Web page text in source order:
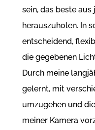
sein, das beste
herauszuholen. In
entscheidend,
die gegebenen
Durch meine
gelernt, mit
umzugehen und
meiner Kamera